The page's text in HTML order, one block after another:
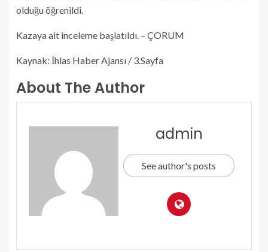
olduğu öğrenildi.
Kazaya ait inceleme başlatıldı. – ÇORUM
Kaynak: İhlas Haber Ajansı / 3.Sayfa
About The Author
admin
See author's posts